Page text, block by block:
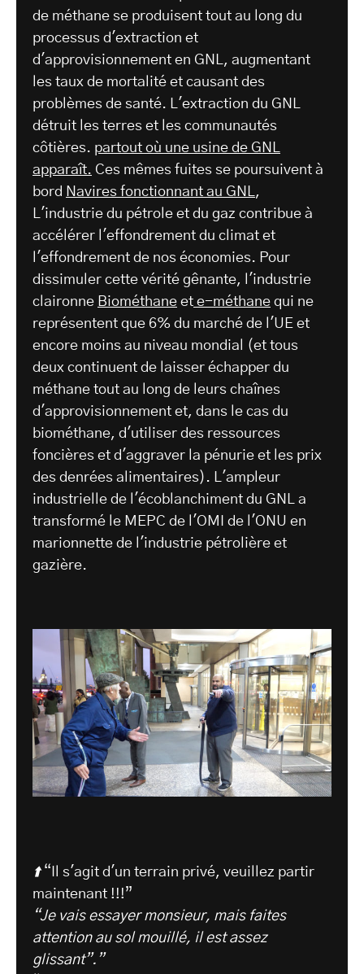
de méthane se produisent tout au long du
processus d'extraction et
d'approvisionnement en GNL, augmentant
les taux de mortalité et causant des
problèmes de santé. L'extraction du GNL
détruit les terres et les communautés
côtières. partout où une usine de GNL
apparaît. Ces mêmes fuites se poursuivent à
bord Navires fonctionnant au GNL,
L'industrie du pétrole et du gaz contribue à
accélérer l'effondrement du climat et
l'effondrement de nos économies. Pour
dissimuler cette vérité gênante, l'industrie
claironne Biométhane et e-méthane qui ne
représentent que 6% du marché de l'UE et
encore moins au niveau mondial (et tous
deux continuent de laisser échapper du
méthane tout au long de leurs chaînes
d'approvisionnement et, dans le cas du
biométhane, d'utiliser des ressources
foncières et d'aggraver la pénurie et les prix
des denrées alimentaires). L'ampleur
industrielle de l'écoblanchiment du GNL a
transformé le MEPC de l'OMI de l'ONU en
marionnette de l'industrie pétrolière et
gazière.
⬆️“Il s'agit d'un terrain privé, veuillez partir
maintenant !!!”
“Je vais essayer monsieur, mais faites
attention au sol mouillé, il est assez
glissant”.”